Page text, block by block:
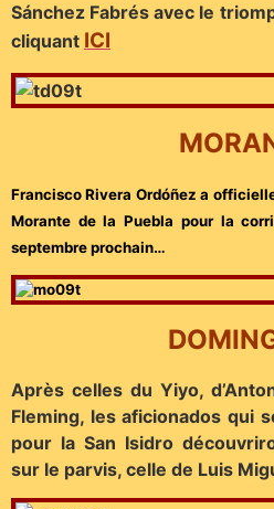
Sánchez Fabrés avec le
cliquant ICI
Francisco Rivera Ordóñez a
Morante de la Puebla pour la
septembre prochain…
Après celles du Yiyo,
Fleming, les aficionados qui
pour la San Isidro
sur le parvis, celle de Luis